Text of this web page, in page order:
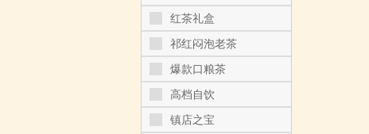
红茶礼盒
祁红闷泡老茶
爆款口粮茶
高档自饮
镇店之宝